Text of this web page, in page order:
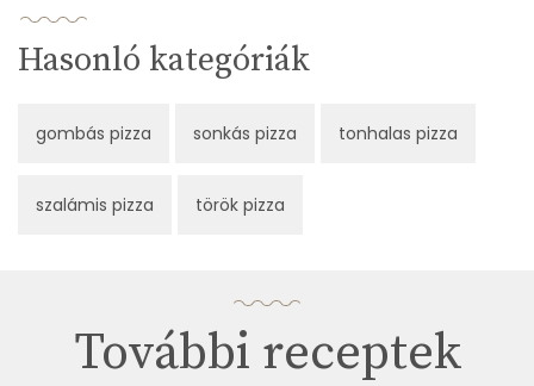
Hasonló kategóriák
gombás pizza sonkás pizza tonhalas pizza
szalámis pizza török pizza
További receptek